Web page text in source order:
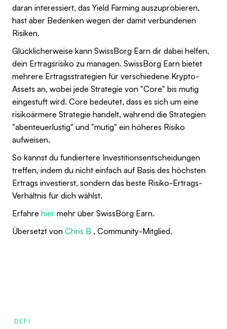
daran interessiert, das Yield Farming auszuprobieren,
hast aber Bedenken wegen der damit verbundenen
Risiken.
Glücklicherweise kann SwissBorg Earn dir dabei helfen,
dein Ertragsrisiko zu managen. SwissBorg Earn bietet
mehrere Ertragsstrategien für verschiedene Krypto-
Assets an, wobei jede Strategie von "Core" bis mutig
eingestuft wird. Core bedeutet, dass es sich um eine
risikoärmere Strategie handelt, während die Strategien
"abenteuerlustig" und "mutig" ein höheres Risiko
aufweisen.
So kannst du fundiertere Investitionsentscheidungen
treffen, indem du nicht einfach auf Basis des höchsten
Ertrags investierst, sondern das beste Risiko-Ertrags-
Verhältnis für dich wählst.
Erfahre hier mehr über SwissBorg Earn.
Übersetzt von Chris B , Community-Mitglied.
DEFI